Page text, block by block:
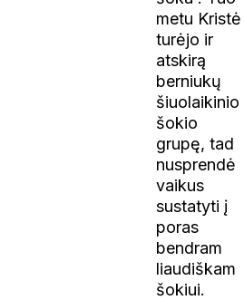
metu Kristė
turėjo ir
atskirą
berniukų
šiuolaikinio
šokio
grupę, tad
nusprendė
vaikus
sustatyti į
poras
bendram
liaudiškam
šokiui.